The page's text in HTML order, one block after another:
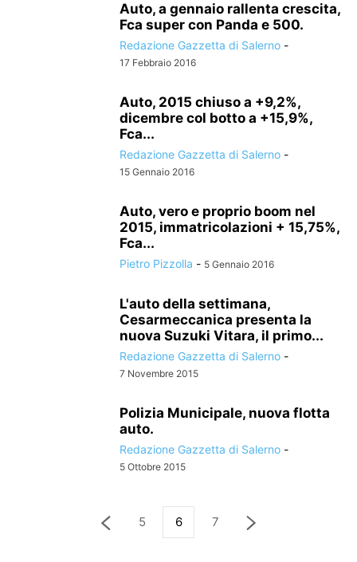
Auto, a gennaio rallenta crescita,
Fca super con Panda e 500.
Redazione Gazzetta di Salerno -
17 Febbraio 2016
Auto, 2015 chiuso a +9,2%,
dicembre col botto a +15,9%,
Fca...
Redazione Gazzetta di Salerno -
15 Gennaio 2016
Auto, vero e proprio boom nel
2015, immatricolazioni + 15,75%,
Fca...
Pietro Pizzolla - 5 Gennaio 2016
L'auto della settimana,
Cesarmeccanica presenta la
nuova Suzuki Vitara, il primo...
Redazione Gazzetta di Salerno -
7 Novembre 2015
Polizia Municipale, nuova flotta
auto.
Redazione Gazzetta di Salerno -
5 Ottobre 2015
5 6 7